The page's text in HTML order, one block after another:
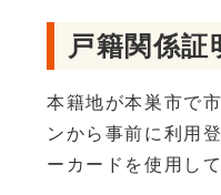
戸籍関係証
本籍地が本巣市で
ンから事前に利用
ーカードを使用し